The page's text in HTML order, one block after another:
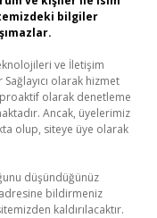
bilgiler
ve İletişim
olarak hizmet
olarak denetleme
Ancak, üyelerimiz
olup, siteye üye olarak
düşündüğünüz
adresine bildirmeniz
kaldırılacaktır.